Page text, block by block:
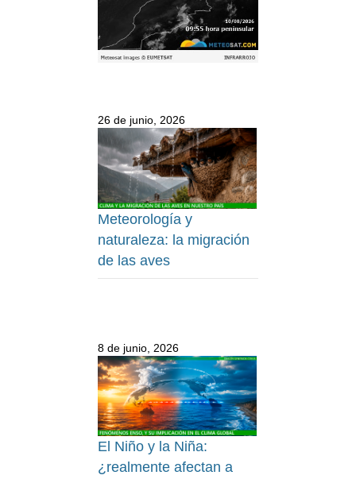
26 de junio, 2026
Meteorología y
naturaleza: la migración
de las aves
8 de junio, 2026
El Niño y la Niña:
¿realmente afectan a